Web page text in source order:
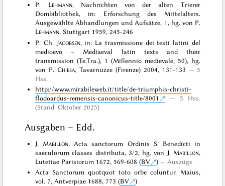
P. Lehmann, Nachrichten von der alten Trierer
Dombibliothek, in: Erforschung des Mittelalters.
Ausgewählte Abhandlungen und Aufsätze, 1, hg. von P.
Lehmann, Stuttgart 1959, 245-246
P. Ch. Jacobsen, in: La trasmissione dei testi latini del
medioevo – Mediaeval latin texts and their
transmission (Te.Tra.), 1 (Millennio medievale, 50), hg.
von P.Chiesa, Tavarnuzze (Firenze) 2004, 131-133
5
Hss.
http://www.mirabileweb.it/title/de-triumphis-christi-
flodoardus-remensis-canonicus-title/8001
5 Hss.
(Stand: Oktober 2025)
Ausgaben – Edd.
J. Mabillon, Acta sanctorum Ordinis S. Benedicti in
saeculorum classes distributa, 3/2, hg. von J. Mabillon,
Lutetiae Parisiorum 1672, 569-608 (BV )
Auszüge
Acta Sanctorum quotquot toto orbe coluntur. Maius,
vol. 7, Antverpiae 1688, 773 (BV
)